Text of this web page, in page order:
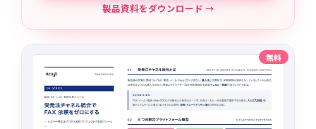
製品資料をダウンロード →
無料